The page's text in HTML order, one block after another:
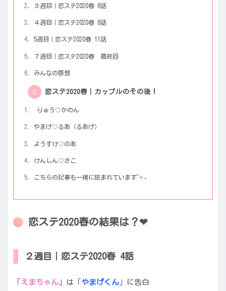
３週目｜恋ステ2020春 6話
４週目｜恋ステ2020春 8話
5週目｜恋ステ2020春 11話
７週目｜恋ステ2020春 最終回
みんなの感想
恋ステ2020春｜カップルのその後！
りゅう♡かのん
やまげ♡るあ（るあげ）
ようすけ♡のあ
けんしん♡さこ
こちらの記事も一緒に読まれています˚✧₊
恋ステ2020春の結果は？❤︎
２週目｜恋ステ2020春 4話
えまちゃん 」は「 やまげくん 」に告白